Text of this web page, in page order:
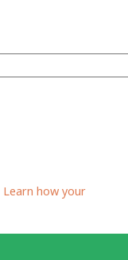
Learn how your